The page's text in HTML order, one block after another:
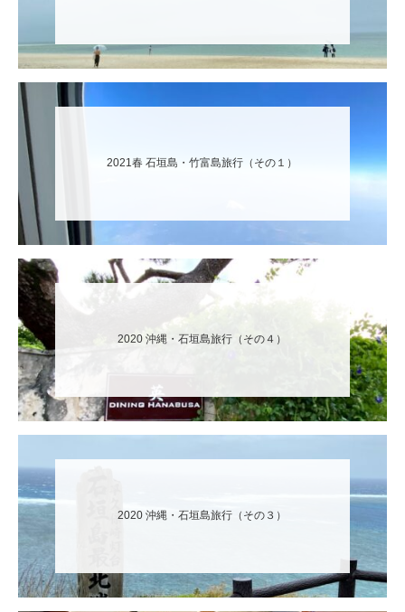
2021春 石垣島・竹富島旅行（その１）
2020 沖縄・石垣島旅行（その４）
2020 沖縄・石垣島旅行（その３）